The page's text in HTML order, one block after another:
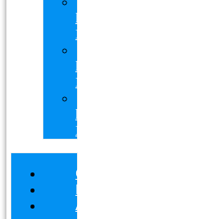
kerület
Masszázs
kerület
Masszázs
házhoz
Budapesten
Csapatunk
Masszázsaink
Ajándékutalvány